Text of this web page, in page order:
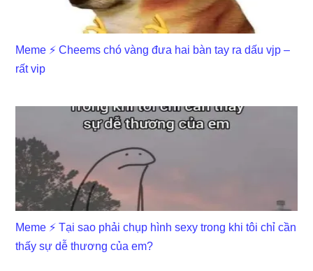
Meme ⚡ Cheems chó vàng đưa hai bàn tay ra dấu vjp –
rất vip
Meme ⚡ Tại sao phải chụp hình sexy trong khi tôi chỉ cần
thấy sự dễ thương của em?